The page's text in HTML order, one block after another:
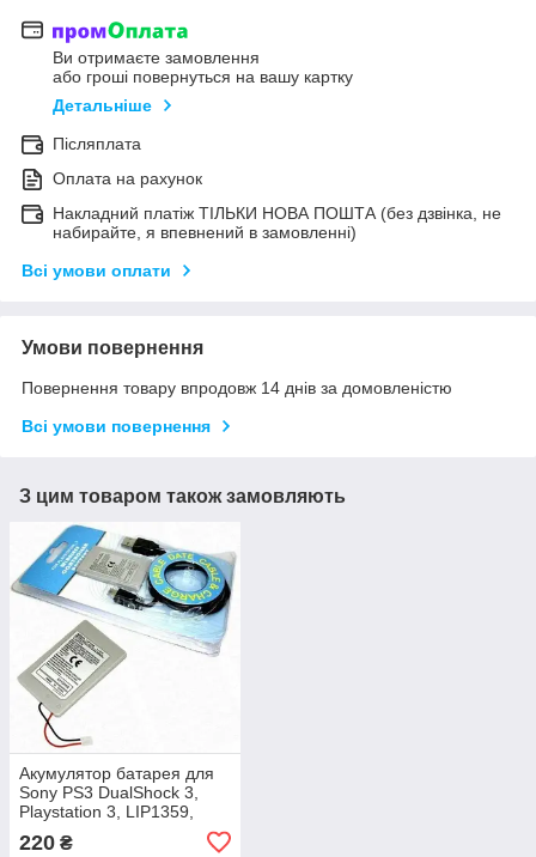
Ви отримаєте замовлення
або гроші повернуться на вашу картку
Детальніше
Післяплата
Оплата на рахунок
Накладний платіж ТІЛЬКИ НОВА ПОШТА (без дзвінка, не
набирайте, я впевнений в замовленні)
Всі умови оплати
Умови повернення
Повернення товару впродовж 14 днів за домовленістю
Всі умови повернення
З цим товаром також замовляють
Акумулятор батарея для
Sony PS3 DualShock 3,
Playstation 3, LIP1359,
220 ₴